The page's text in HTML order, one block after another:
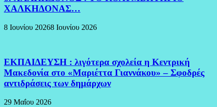
ΧΑΛΚΗΔΟΝΑΣ…
8 Ιουνίου 20268 Ιουνίου 2026
ΕΚΠΑΙΔΕΥΣΗ : λιγότερα σχολεία η Κεντρική
Μακεδονία στο «Μαριέττα Γιαννάκου» – Σφοδρές
αντιδράσεις των δημάρχων
29 Μαΐου 2026